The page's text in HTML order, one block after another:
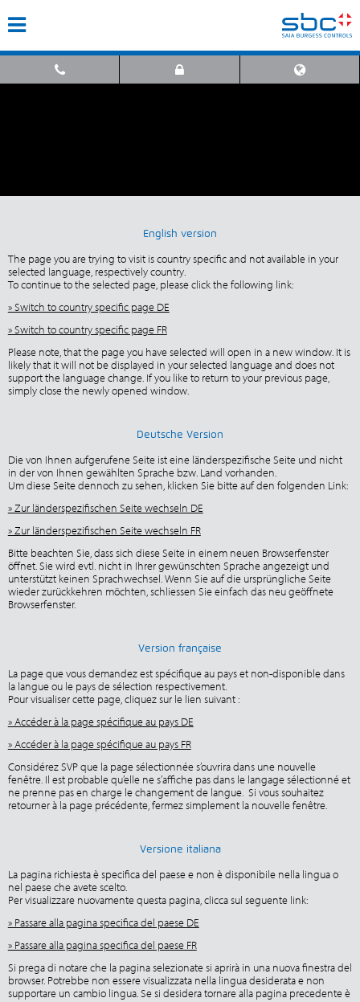
English version
The page you are trying to visit is country specific and not available in your
selected language, respectively country.
To continue to the selected page, please click the following link:
» Switch to country specific page DE
» Switch to country specific page FR
Please note, that the page you have selected will open in a new window. It is
likely that it will not be displayed in your selected language and does not
support the language change. If you like to return to your previous page,
simply close the newly opened window.
Deutsche Version
Die von Ihnen aufgerufene Seite ist eine länderspezifische Seite und nicht
in der von Ihnen gewählten Sprache bzw. Land vorhanden.
Um diese Seite dennoch zu sehen, klicken Sie bitte auf den folgenden Link:
» Zur länderspezifischen Seite wechseln DE
» Zur länderspezifischen Seite wechseln FR
Bitte beachten Sie, dass sich diese Seite in einem neuen Browserfenster
öffnet. Sie wird evtl. nicht in Ihrer gewünschten Sprache angezeigt und
unterstützt keinen Sprachwechsel. Wenn Sie auf die ursprüngliche Seite
wieder zurückkehren möchten, schliessen Sie einfach das neu geöffnete
Browserfenster.
Version française
La page que vous demandez est spécifique au pays et non-disponible dans
la langue ou le pays de sélection respectivement.
Pour visualiser cette page, cliquez sur le lien suivant :
» Accéder à la page spécifique au pays DE
» Accéder à la page spécifique au pays FR
Considérez SVP que la page sélectionnée s’ouvrira dans une nouvelle
fenêtre. Il est probable qu’elle ne s’affiche pas dans le langage sélectionné et
ne prenne pas en charge le changement de langue. Si vous souhaitez
retourner à la page précédente, fermez simplement la nouvelle fenêtre.
Versione italiana
La pagina richiesta è specifica del paese e non è disponibile nella lingua o
nel paese che avete scelto.
Per visualizzare nuovamente questa pagina, clicca sul seguente link:
» Passare alla pagina specifica del paese DE
» Passare alla pagina specifica del paese FR
Si prega di notare che la pagina selezionate si aprirà in una nuova finestra del
browser. Potrebbe non essere visualizzata nella lingua desiderata e non
supportare un cambio lingua. Se si desidera tornare alla pagina precedente è